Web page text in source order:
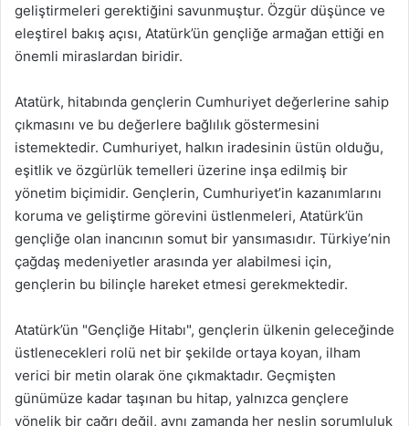
geliştirmeleri gerektiğini savunmuştur. Özgür düşünce ve
eleştirel bakış açısı, Atatürk’ün gençliğe armağan ettiği en
önemli miraslardan biridir.
Atatürk, hitabında gençlerin Cumhuriyet değerlerine sahip
çıkmasını ve bu değerlere bağlılık göstermesini
istemektedir. Cumhuriyet, halkın iradesinin üstün olduğu,
eşitlik ve özgürlük temelleri üzerine inşa edilmiş bir
yönetim biçimidir. Gençlerin, Cumhuriyet’in kazanımlarını
koruma ve geliştirme görevini üstlenmeleri, Atatürk’ün
gençliğe olan inancının somut bir yansımasıdır. Türkiye’nin
çağdaş medeniyetler arasında yer alabilmesi için,
gençlerin bu bilinçle hareket etmesi gerekmektedir.
Atatürk’ün "Gençliğe Hitabı", gençlerin ülkenin geleceğinde
üstlenecekleri rolü net bir şekilde ortaya koyan, ilham
verici bir metin olarak öne çıkmaktadır. Geçmişten
günümüze kadar taşınan bu hitap, yalnızca gençlere
yönelik bir çağrı değil, aynı zamanda her neslin sorumluluk